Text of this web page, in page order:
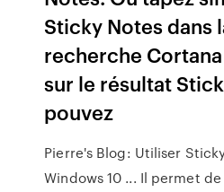
Sticky Notes dans
recherche
sur le résultat
pouvez
Pierre's Blog: Utiliser
Windows 10 ... Il permet